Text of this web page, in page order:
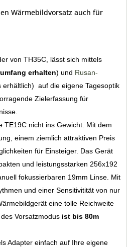
Wärmebildvorsatz auch für
von TH35C, lässt sich mittels
erhalten) und Rusan-
erhältlich) auf die eigene Tagesoptik
Zielerfassung für
TE19C nicht ins Gewicht. Mit dem
einem ziemlich attraktiven Preis
für Einsteiger. Das Gerät
und leistungsstarken 256x192
fokussierbaren 19mm Linse. Mit
und einer Sensitivitität von nur
eine tolle Reichweite
Vorsatzmodus ist bis 80m
Adapter einfach auf Ihre eigene